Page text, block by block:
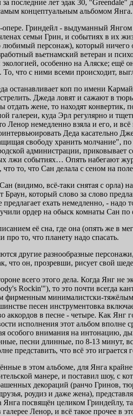
последние лет эдак 30,
концептуальным альбомом Янга.
Гриндейл - выдуманный
семьи Грин, и событиях в их
персонаж), который ничего
вьетнамский ветеран и
особенно на Аляске; ещё
что с ними всеми происходит,
останавливает коп по имени
Джеда ловят и сажают в
отдать жене, то находят
галереи, куда Эрл регулярно и
Ленор немедленно взяла и его, и
Деда касательно
свободу хранить молчание",
администрации,
лжи событиях… Опять набегают
то, что Сан делала с сеном на
(видимо, всё-таки снятая с орла)
который слово за слово
ехать немедленно, - надо
ордер на обыск комнаты Сан по
её сна, где она (опять же в
то, что планету надо спасать.
другие разнообразные
что он, прозревши, рисует свой
всего этого дела. Когда Янг
Rockin'"), то это почти всегда
минималистски-тяжёлым
песен инструментовка
аккордов в песне - четыре. Как Янг
исполнения этот альбом
особого внимания на интонацию,
песни длинные, по 8-13 минут,
представить, что всё это играется
в этом альбоме, для Янга
манере, и поставил шоу, с
декораций (ранчо Гринов,
роудиз и даже жена),
посвящён целиком Гриндейлу,
Ленор, и всё такое прочее в